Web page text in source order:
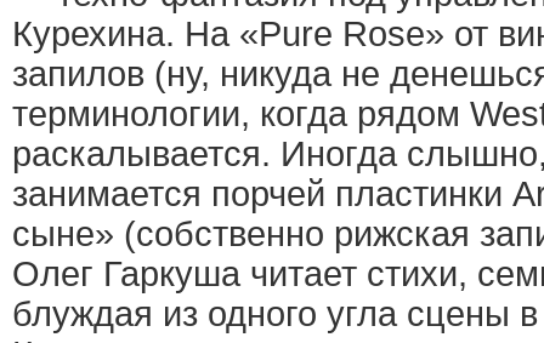
Курехина. На «Pure Rose» от
запилов (ну, никуда не
терминологии, когда рядом
раскалывается. Иногда слышно,
занимается порчей пластинки
сыне» (собственно рижская
Олег Гаркуша читает стихи,
блуждая из одного угла сцены